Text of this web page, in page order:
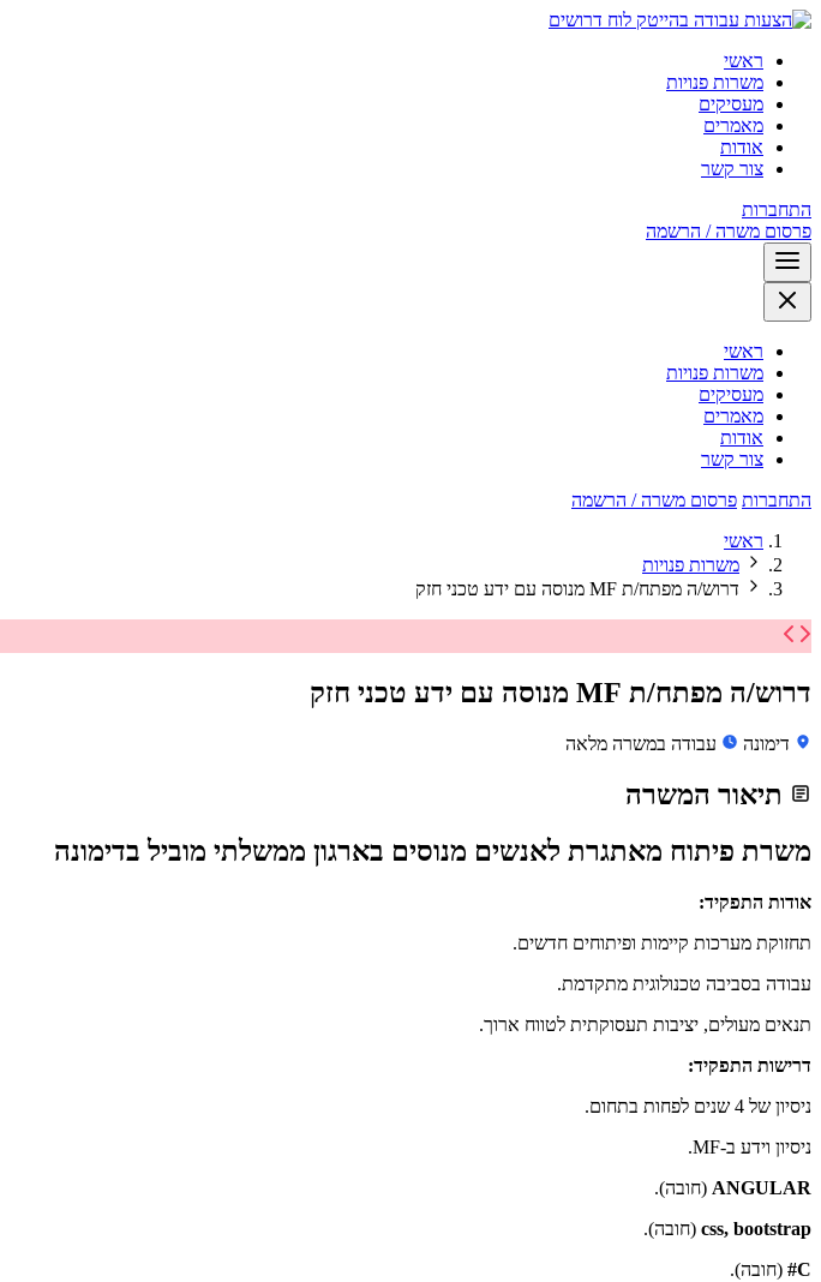
לוח דרושים
ראשי
משרות פנויות
מעסיקים
מאמרים
אודות
צור קשר
התחברות
פרסום משרה / הרשמה
ראשי
משרות פנויות
מעסיקים
מאמרים
אודות
צור קשר
התחברות פרסום משרה / הרשמה
ראשי
משרות פנויות
דרוש/ה מפתח/ת MF מנוסה עם ידע טכני חזק
דרוש/ה מפתח/ת MF מנוסה עם ידע טכני חזק
דימונה עבודה במשרה מלאה
תיאור המשרה
משרת פיתוח מאתגרת לאנשים מנוסים בארגון ממשלתי מוביל בדימונה
אודות התפקיד:
תחזוקת מערכות קיימות ופיתוחים חדשים.
עבודה בסביבה טכנולוגית מתקדמת.
תנאים מעולים, יציבות תעסוקתית לטווח ארוך.
דרישות התפקיד:
ניסיון של 4 שנים לפחות בתחום.
ניסיון וידע ב-MF.
ANGULAR (חובה).
css, bootstrap (חובה).
C#
(חובה).